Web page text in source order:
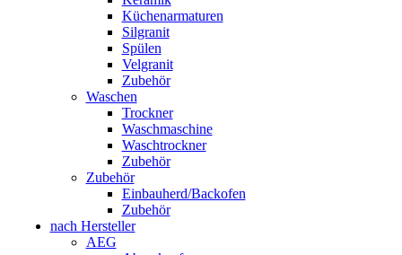
Küchenarmaturen
Silgranit
Spülen
Velgranit
Zubehör
Waschen
Trockner
Waschmaschine
Waschtrockner
Zubehör
Zubehör
Einbauherd/Backofen
Zubehör
nach Hersteller
AEG